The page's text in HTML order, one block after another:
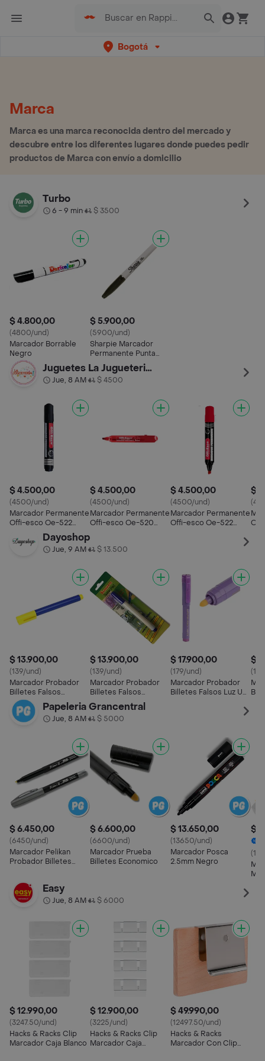
Bogotá
Marca
Marca es una marca reconocida dentro del mercado y
descubre entre los diferentes lugares donde puedes pedir
productos de Marca con envío a domicilio
Turbo
6 - 9 min• $ 3500
$ 4.800,00
(4800/und)
Marcador Borrable
Negro
$ 5.900,00
(5900/und)
Sharpie Marcador
Permanente Punta
Fina Color NegroJuguetes La Jugueteria Bonita
Jue, 8 AM• $ 4500
$ 4.500,00
(4500/und)
Marcador Permanente
Offi-esco Oe-522
$ 4.500,00
(4500/und)
Marcador Permanente
Offi-esco Oe-520
$ 4.500,00
(4500/und)
Marcador Permanente
Offi-esco Oe-522
$
Dayoshop
Jue, 9 AM• $ 13.500
$ 13.900,00
(139/und)
Marcador Probador
Billetes Falsos
Portable
$ 13.900,00
(139/und)
Marcador Probador
Billetes Falsos
Portable
$ 17.900,00
(179/und)
Marcador Probador
Billetes Falsos Luz Uv
$
Papeleria Grancentral
Jue, 8 AM• $ 5000
$ 6.450,00
(6450/und)
Marcador Pelikan
Probador Billetes
$ 6.600,00
(6600/und)
Marcador Prueba
Billetes Economico
$ 13.650,00
(13650/und)
Marcador Posca
2.5mm Negro
$
Easy
Jue, 8 AM• $ 6000
$ 12.990,00
(3247.50/und)
Hacks & Racks Clip
Marcador Caja Blanco
$ 12.900,00
(3225/und)
Hacks & Racks Clip
Marcador Caja
$ 49.990,00
(12497.50/und)
Hacks & Racks
Marcador Con Clip